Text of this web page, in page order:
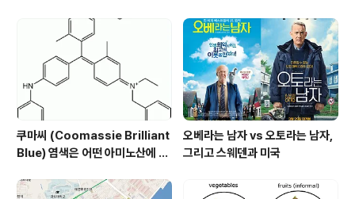
쿠마씨 (Coomassie Brilliant
Blue) 염색은 어떤 아미노산에 되
오베라는 남자 vs 오토라는 남자,
그리고 스웨덴과 미국